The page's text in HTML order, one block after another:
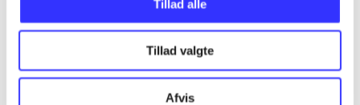
Tillad alle
Tillad valgte
Afvis